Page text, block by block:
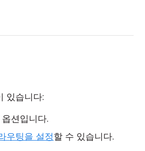
있습니다:
션입니다.
우팅을 설정할 수 있습니다.